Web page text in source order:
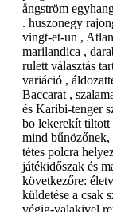
ångström
. huszonegy
vingt-et-un ,
marilandica ,
rulett választás
variáció ,
Baccarat ,
és Karibi-tenger
bo lekerekít tiltott
mind bűnözőnek,
tétes polcra
játékidőszak és
következőre:
küldetése a csak